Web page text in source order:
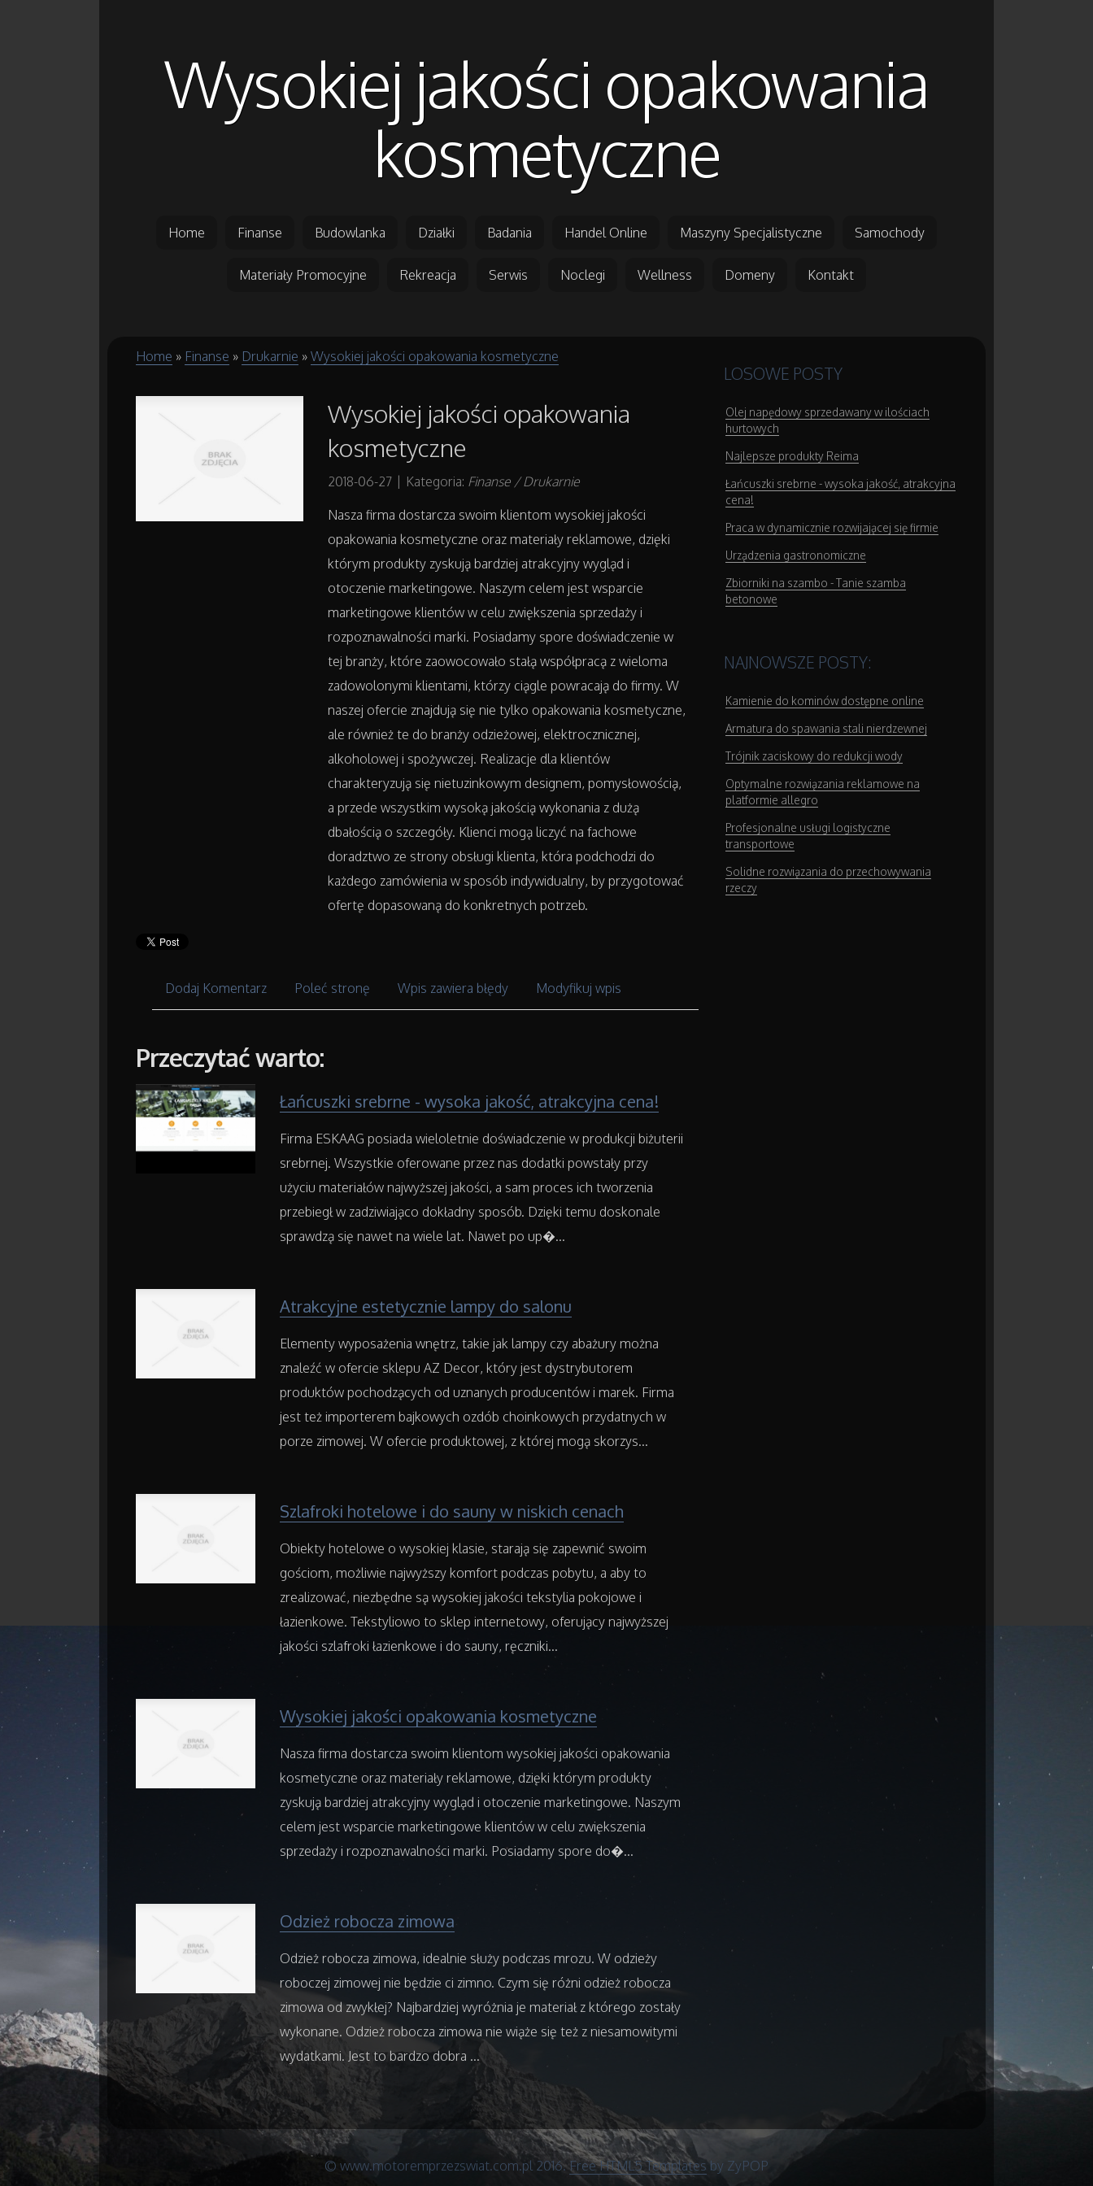
Wysokiej jakości opakowania
kosmetyczne
Home Finanse Budowlanka Działki Badania Handel Online Maszyny Specjalistyczne Samochody
Materiały Promocyjne Rekreacja Serwis Noclegi Wellness Domeny Kontakt
Home » Finanse » Drukarnie » Wysokiej jakości opakowania kosmetyczne
Wysokiej jakości opakowania
kosmetyczne
2018-06-27 Kategoria: Finanse / Drukarnie
Nasza firma dostarcza swoim klientom wysokiej jakości
opakowania kosmetyczne oraz materiały reklamowe, dzięki
którym produkty zyskują bardziej atrakcyjny wygląd i
otoczenie marketingowe. Naszym celem jest wsparcie
marketingowe klientów w celu zwiększenia sprzedaży i
rozpoznawalności marki. Posiadamy spore doświadczenie w
tej branży, które zaowocowało stałą współpracą z wieloma
zadowolonymi klientami, którzy ciągle powracają do firmy. W
naszej ofercie znajdują się nie tylko opakowania kosmetyczne,
ale również te do branży odzieżowej, elektrocznicznej,
alkoholowej i spożywczej. Realizacje dla klientów
charakteryzują się nietuzinkowym designem, pomysłowością,
a przede wszystkim wysoką jakością wykonania z dużą
dbałością o szczegóły. Klienci mogą liczyć na fachowe
doradztwo ze strony obsługi klienta, która podchodzi do
każdego zamówienia w sposób indywidualny, by przygotować
ofertę dopasowaną do konkretnych potrzeb.
Dodaj Komentarz Poleć stronę Wpis zawiera błędy Modyfikuj wpis
Przeczytać warto:
Łańcuszki srebrne - wysoka jakość, atrakcyjna cena!
Firma ESKAAG posiada wieloletnie doświadczenie w produkcji biżuterii
srebrnej. Wszystkie oferowane przez nas dodatki powstały przy
użyciu materiałów najwyższej jakości, a sam proces ich tworzenia
przebiegł w zadziwiająco dokładny sposób. Dzięki temu doskonale
sprawdzą się nawet na wiele lat. Nawet po up�...
Atrakcyjne estetycznie lampy do salonu
Elementy wyposażenia wnętrz, takie jak lampy czy abażury można
znaleźć w ofercie sklepu AZ Decor, który jest dystrybutorem
produktów pochodzących od uznanych producentów i marek. Firma
jest też importerem bajkowych ozdób choinkowych przydatnych w
porze zimowej. W ofercie produktowej, z której mogą skorzys...
Szlafroki hotelowe i do sauny w niskich cenach
Obiekty hotelowe o wysokiej klasie, starają się zapewnić swoim
gościom, możliwie najwyższy komfort podczas pobytu, a aby to
zrealizować, niezbędne są wysokiej jakości tekstylia pokojowe i
łazienkowe. Tekstyliowo to sklep internetowy, oferujący najwyższej
jakości szlafroki łazienkowe i do sauny, ręczniki...
Wysokiej jakości opakowania kosmetyczne
Nasza firma dostarcza swoim klientom wysokiej jakości opakowania
kosmetyczne oraz materiały reklamowe, dzięki którym produkty
zyskują bardziej atrakcyjny wygląd i otoczenie marketingowe. Naszym
celem jest wsparcie marketingowe klientów w celu zwiększenia
sprzedaży i rozpoznawalności marki. Posiadamy spore do�...
Odzież robocza zimowa
Odzież robocza zimowa, idealnie służy podczas mrozu. W odzieży
roboczej zimowej nie będzie ci zimno. Czym się różni odzież robocza
zimowa od zwykłej? Najbardziej wyróżnia je materiał z którego zostały
wykonane. Odzież robocza zimowa nie wiąże się też z niesamowitymi
wydatkami. Jest to bardzo dobra ...
LOSOWE POSTY
Olej napędowy sprzedawany w ilościach
hurtowych
Najlepsze produkty Reima
Łańcuszki srebrne - wysoka jakość, atrakcyjna
cena!
Praca w dynamicznie rozwijającej się firmie
Urządzenia gastronomiczne
Zbiorniki na szambo - Tanie szamba
betonowe
NAJNOWSZE POSTY:
Kamienie do kominów dostępne online
Armatura do spawania stali nierdzewnej
Trójnik zaciskowy do redukcji wody
Optymalne rozwiązania reklamowe na
platformie allegro
Profesjonalne usługi logistyczne
transportowe
Solidne rozwiązania do przechowywania
rzeczy
© www.motoremprzezswiat.com.pl 2016. Free HTML5 Templatesby ZyPOP